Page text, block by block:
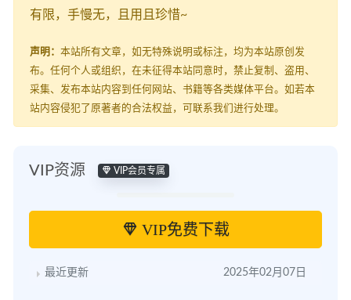
有限，手慢无，且用且珍惜~
声明： 本站所有文章，如无特殊说明或标注，均为本站原创发
布。任何个人或组织，在未征得本站同意时，禁止复制、盗用、
采集、发布本站内容到任何网站、书籍等各类媒体平台。如若本
站内容侵犯了原著者的合法权益，可联系我们进行处理。
VIP资源 VIP会员专属
VIP免费下载
最近更新 2025年02月07日